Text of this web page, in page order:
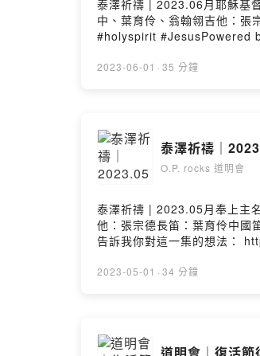
泰澤祈禱 | 2023.06月耶穌基
中、葉育伶、翁翰翎吉他：
#holyspirit #JesusPowered
2023-06-01 · 35 分鐘
泰澤祈禱｜
O.P. rocks 道明會
泰澤祈禱 | 2023.05月奉上主
他：張宗德長笛：葉育伶中
告訴我你對這一集的想法：
2023-05-01 · 34 分鐘